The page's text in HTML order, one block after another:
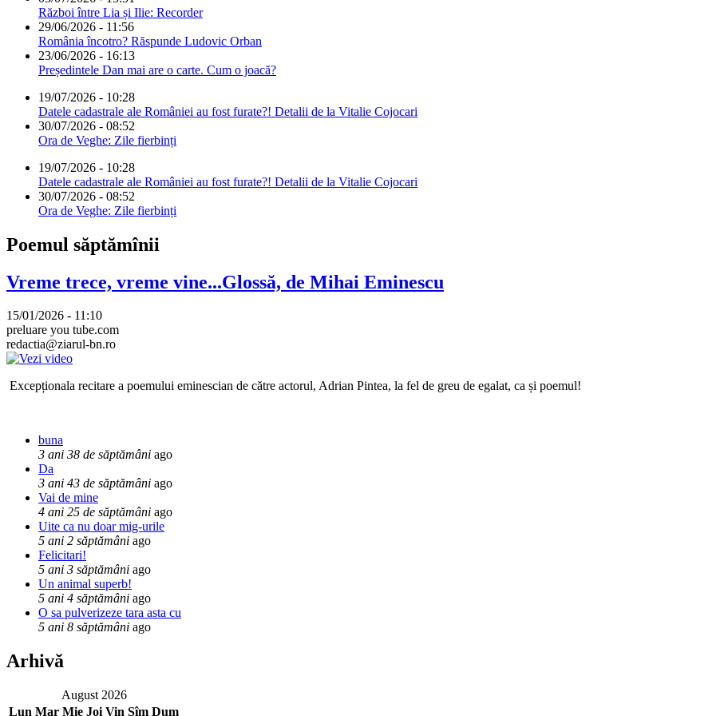
Război între Lia și Ilie: Recorder
29/06/2026 - 11:56
România încotro? Răspunde Ludovic Orban
23/06/2026 - 16:13
Președintele Dan mai are o carte. Cum o joacă?
19/07/2026 - 10:28
Datele cadastrale ale României au fost furate?! Detalii de la Vitalie Cojocari
30/07/2026 - 08:52
Ora de Veghe: Zile fierbinți
19/07/2026 - 10:28
Datele cadastrale ale României au fost furate?! Detalii de la Vitalie Cojocari
30/07/2026 - 08:52
Ora de Veghe: Zile fierbinți
Poemul săptămînii
Vreme trece, vreme vine...Glossă, de Mihai Eminescu
15/01/2026 - 11:10
preluare you tube.com
redactia@ziarul-bn.ro
Excepționala recitare a poemului eminescian de către actorul, Adrian Pintea, la fel de greu de egalat, ca și poemul!
buna
3 ani 38 de săptămâni ago
Da
3 ani 43 de săptămâni ago
Vai de mine
4 ani 25 de săptămâni ago
Uite ca nu doar mig-urile
5 ani 2 săptămâni ago
Felicitari!
5 ani 3 săptămâni ago
Un animal superb!
5 ani 4 săptămâni ago
O sa pulverizeze tara asta cu
5 ani 8 săptămâni ago
Arhivă
August 2026
Lun Mar Mie Joi Vin Sîm Dum